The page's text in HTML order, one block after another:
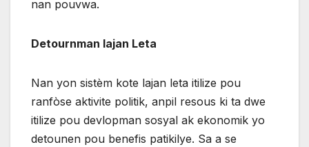
nan pouvwa.
Detournman lajan Leta
Nan yon sistèm kote lajan leta itilize pou
ranfòse aktivite politik, anpil resous ki ta dwe
itilize pou devlopman sosyal ak ekonomik yo
detounen pou benefis patikilye. Sa a se